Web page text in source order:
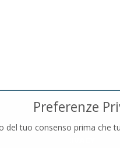
Preferenze
del tuo consenso prima che